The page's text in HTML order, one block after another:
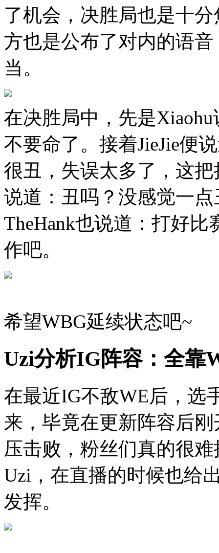
了机会，决胜局也是十
方也是公布了对内的语
当。
在决胜局中，先是
不要命了。接着JieJie便
很丑，失误太多了，这
说道：丑吗？没感觉一
TheHank也说道：打好
作吧。
希望WBG延续状态吧~
Uzi分析IG阵容：全靠
在最近IG不敌WE后，选
来，毕竟在更新阵容后
压击败，粉丝们真的很
Uzi，在直播的时候也给
发挥。